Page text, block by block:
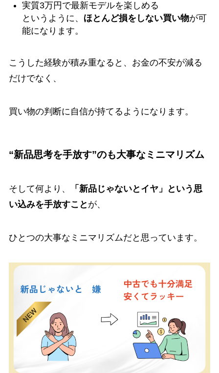
実質3万円で最新モデルを楽しめる
というように、 ほとんど損をしない買い物が可
能になります。
こうした経験が積み重なると、お金の不安が減る
だけでなく、
買い物の判断に自信が持てるようになります。
“新品思考を手放す”のも大事なミニマリズム
そして何より、
「新品じゃないとイヤ」という思
い込みを手放すこと が、
ひとつの大事なミニマリズムだと思っています。